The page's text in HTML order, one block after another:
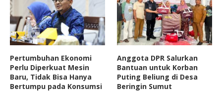
Pertumbuhan Ekonomi
Perlu Diperkuat Mesin
Baru, Tidak Bisa Hanya
Bertumpu pada Konsumsi
Anggota DPR Salurkan
Bantuan untuk Korban
Puting Beliung di Desa
Beringin Sumut